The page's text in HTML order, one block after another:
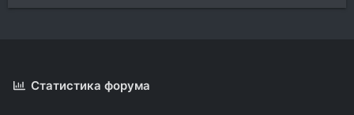
Статистика форума